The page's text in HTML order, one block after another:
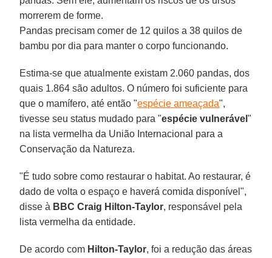
morrerem de forme.
Pandas precisam comer de 12 quilos a 38 quilos de
bambu por dia para manter o corpo funcionando.
Estima-se que atualmente existam 2.060 pandas, dos
quais 1.864 são adultos. O número foi suficiente para
que o mamífero, até então "espécie ameaçada",
tivesse seu status mudado para "espécie vulnerável"
na lista vermelha da União Internacional para a
Conservação da Natureza.
"É tudo sobre como restaurar o habitat. Ao restaurar, é
dado de volta o espaço e haverá comida disponível",
disse à BBC Craig Hilton-Taylor, responsável pela
lista vermelha da entidade.
De acordo com Hilton-Taylor, foi a redução das áreas